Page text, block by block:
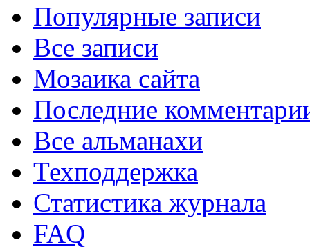
Популярные записи
Все записи
Мозаика сайта
Последние
Все альманахи
Техподдержка
Статистика журнала
FAQ